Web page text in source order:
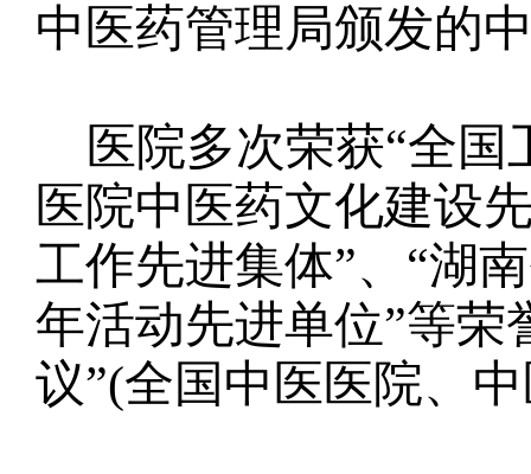
中医药管理局颁发的
医院多次荣获“全
医院中医药文化建设
工作先进集体”、“湖
年活动先进单位”等荣
议”(全国中医医院、